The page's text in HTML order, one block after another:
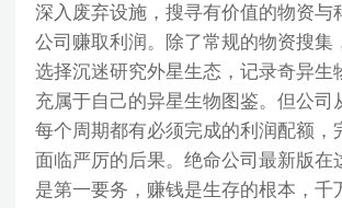
深入废弃设施，搜寻有价值的物资与
公司赚取利润。除了常规的物资搜集
选择沉迷研究外星生态，记录奇异生
充属于自己的异星生物图鉴。但公司
每个周期都有必须完成的利润配额，
面临严厉的后果。绝命公司最新版在
是第一要务，赚钱是生存的根本，千